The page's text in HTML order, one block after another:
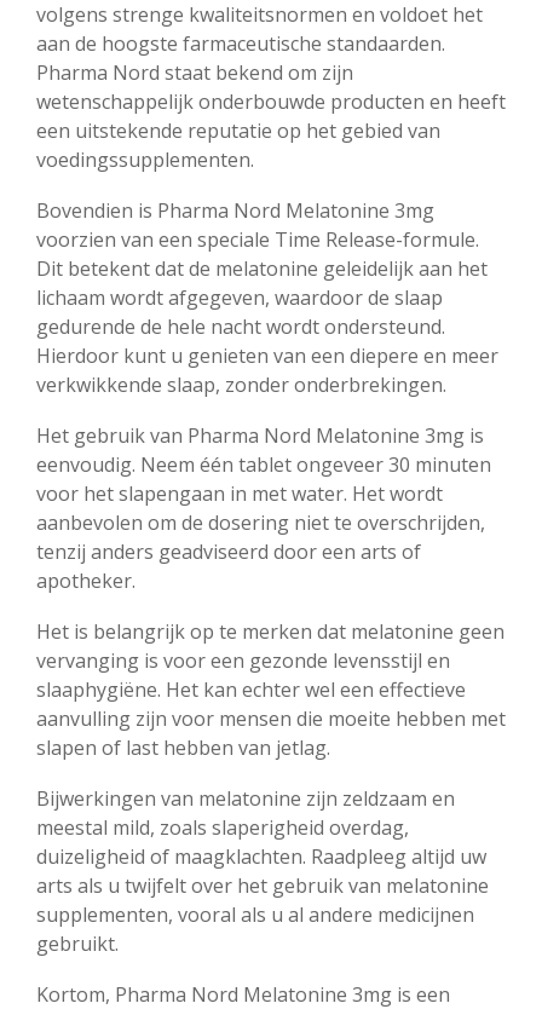
volgens strenge kwaliteitsnormen en voldoet het
aan de hoogste farmaceutische standaarden.
Pharma Nord staat bekend om zijn
wetenschappelijk onderbouwde producten en heeft
een uitstekende reputatie op het gebied van
voedingssupplementen.
Bovendien is Pharma Nord Melatonine 3mg
voorzien van een speciale Time Release-formule.
Dit betekent dat de melatonine geleidelijk aan het
lichaam wordt afgegeven, waardoor de slaap
gedurende de hele nacht wordt ondersteund.
Hierdoor kunt u genieten van een diepere en meer
verkwikkende slaap, zonder onderbrekingen.
Het gebruik van Pharma Nord Melatonine 3mg is
eenvoudig. Neem één tablet ongeveer 30 minuten
voor het slapengaan in met water. Het wordt
aanbevolen om de dosering niet te overschrijden,
tenzij anders geadviseerd door een arts of
apotheker.
Het is belangrijk op te merken dat melatonine geen
vervanging is voor een gezonde levensstijl en
slaaphygiëne. Het kan echter wel een effectieve
aanvulling zijn voor mensen die moeite hebben met
slapen of last hebben van jetlag.
Bijwerkingen van melatonine zijn zeldzaam en
meestal mild, zoals slaperigheid overdag,
duizeligheid of maagklachten. Raadpleeg altijd uw
arts als u twijfelt over het gebruik van melatonine
supplementen, vooral als u al andere medicijnen
gebruikt.
Kortom, Pharma Nord Melatonine 3mg is een